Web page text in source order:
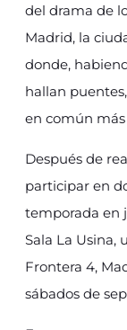
del drama de
Madrid, la
donde,
hallan
en común
Después de
participar en
temporada en
Sala La Usina,
Frontera 4,
sábados de